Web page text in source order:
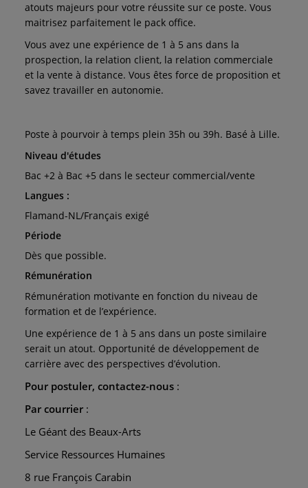
atouts majeurs pour votre réussite sur ce poste. Vous
maitrisez parfaitement le pack office.
Vous avez une expérience de 1 à 5 ans dans la
prospection, la relation client, la relation commerciale
et la vente à distance. Vous êtes force de proposition et
savez travailler en autonomie.
Poste à pourvoir à temps plein 35h ou 39h. Basé à Lille.
Niveau d'études
Bac +2 à Bac +5 dans le secteur commercial/vente
Langues :
Flamand-NL/Français exigé
Période
Dès que possible.
Rémunération
Rémunération motivante en fonction du niveau de
formation et de l’expérience.
Une expérience de 1 à 5 ans dans un poste similaire
serait un atout. Opportunité de développement de
carrière avec des perspectives d’évolution.
Pour postuler, contactez-nous :
Par courrier :
Le Géant des Beaux-Arts
Service Ressources Humaines
8 rue François Carabin